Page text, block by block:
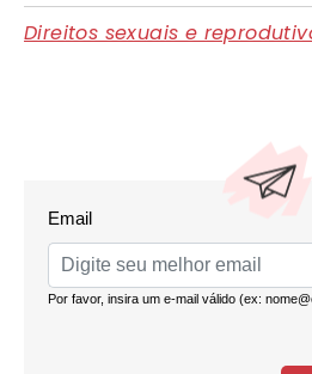
Direitos sexuais e